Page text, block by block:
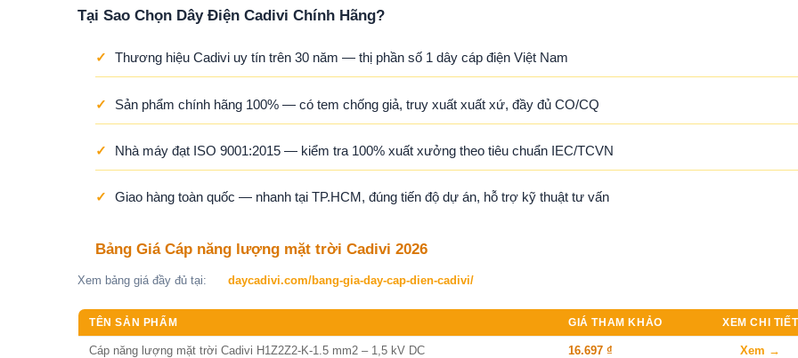
Tại Sao Chọn Dây Điện Cadivi Chính Hãng?
✓ Thương hiệu Cadivi uy tín trên 30 năm — thị phần số 1 dây cáp điện Việt Nam
✓ Sản phẩm chính hãng 100% — có tem chống giả, truy xuất xuất xứ, đầy đủ CO/CQ
✓ Nhà máy đạt ISO 9001:2015 — kiểm tra 100% xuất xưởng theo tiêu chuẩn IEC/TCVN
✓ Giao hàng toàn quốc — nhanh tại TP.HCM, đúng tiến độ dự án, hỗ trợ kỹ thuật tư vấn
Bảng Giá Cáp năng lượng mặt trời Cadivi 2026
Xem bảng giá đầy đủ tại: daycadivi.com/bang-gia-day-cap-dien-cadivi/
TÊN SẢN PHẨM GIÁ THAM KHẢO XEM CHI TIẾT
Cáp năng lượng mặt trời Cadivi H1Z2Z2-K-1.5 mm2 – 1,5 kV DC 16.697 ₫ Xem →